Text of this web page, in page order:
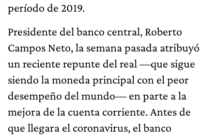
período de 2019.
Presidente del banco central, Roberto
Campos Neto, la semana pasada atribuyó
un reciente repunte del real —que sigue
siendo la moneda principal con el peor
desempeño del mundo— en parte a la
mejora de la cuenta corriente. Antes de
que llegara el coronavirus, el banco